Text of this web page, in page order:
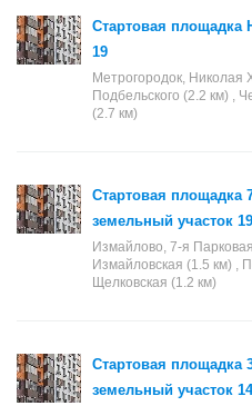
Стартовая площадка
19
Метрогородок, Николая
Подбельского (2.2 км) ,
(2.7 км)
Стартовая площадка
земельный участок 19
Измайлово, 7-я
Измайловская (1.5 км) ,
Щелковская (1.2 км)
Стартовая площадка
земельный участок 14